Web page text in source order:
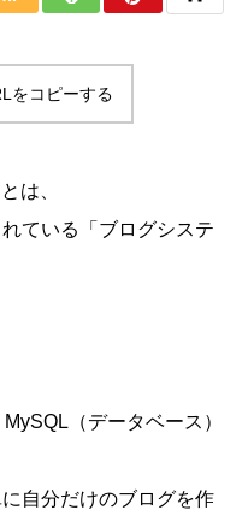
をコピーする
は、
ている「ブログシステ
（データベース）
自分だけのブログを作